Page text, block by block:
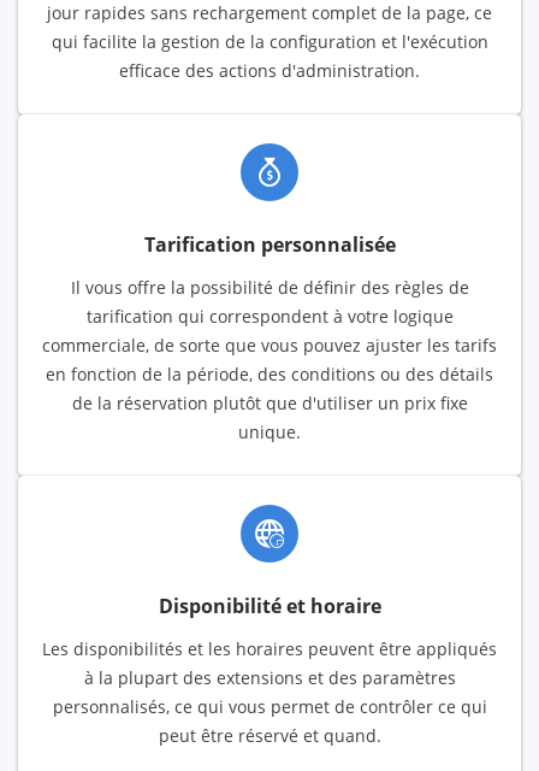
jour rapides sans rechargement complet de la page, ce
qui facilite la gestion de la configuration et l'exécution
efficace des actions d'administration.
Tarification personnalisée
Il vous offre la possibilité de définir des règles de
tarification qui correspondent à votre logique
commerciale, de sorte que vous pouvez ajuster les tarifs
en fonction de la période, des conditions ou des détails
de la réservation plutôt que d'utiliser un prix fixe
unique.
Disponibilité et horaire
Les disponibilités et les horaires peuvent être appliqués
à la plupart des extensions et des paramètres
personnalisés, ce qui vous permet de contrôler ce qui
peut être réservé et quand.